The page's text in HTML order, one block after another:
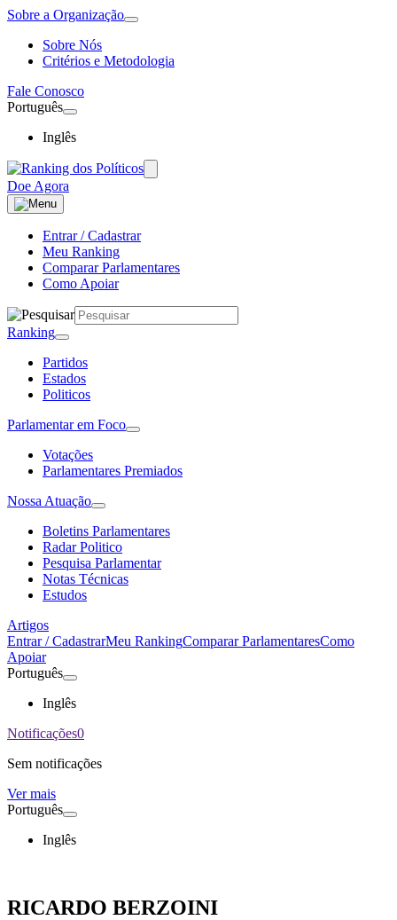
Sobre a Organização
Sobre Nós
Critérios e Metodologia
Fale Conosco
Português
Inglês
Doe Agora
Entrar / Cadastrar
Meu Ranking
Comparar Parlamentares
Como Apoiar
Ranking
Partidos
Estados
Politicos
Parlamentar em Foco
Votações
Parlamentares Premiados
Nossa Atuação
Boletins Parlamentares
Radar Politico
Pesquisa Parlamentar
Notas Técnicas
Estudos
Artigos
Entrar / CadastrarMeu RankingComparar ParlamentaresComo
Apoiar
Português
Inglês
Notificações0
Sem notificações
Ver mais
Português
Inglês
RICARDO BERZOINI